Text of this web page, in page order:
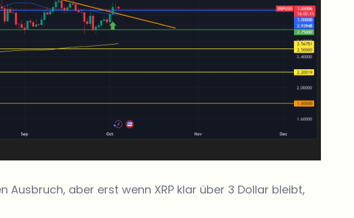
aber erst wenn XRP klar über 3 Dollar bleibt,